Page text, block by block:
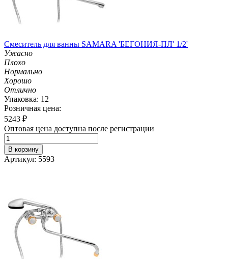
Смеситель для ванны SAMARA 'БЕГОНИЯ-ПЛ' 1/2'
Ужасно
Плохо
Нормально
Хорошо
Отлично
Упаковка: 12
Розничная цена:
5243 ₽
Оптовая цена доступна после регистрации
В корзину
Артикул: 5593